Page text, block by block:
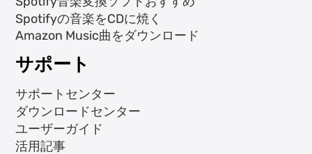
Spotifyの音楽をCDに焼く
Amazon Music曲をダウンロード
サポート
サポートセンター
ダウンロードセンター
ユーザーガイド
活用記事